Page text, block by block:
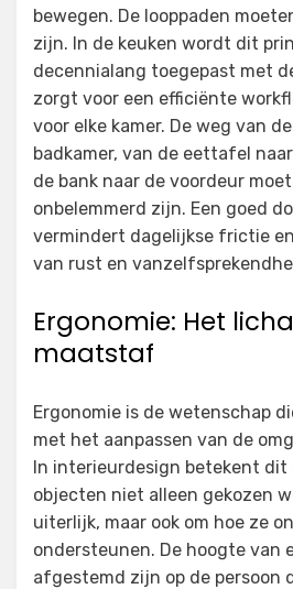
bewegen. De looppaden
zijn. In de keuken wordt dit
decennialang toegepast met
zorgt voor een efficiënte
voor elke kamer. De weg van
badkamer, van de eettafel
de bank naar de voordeur
onbelemmerd zijn. Een goed
vermindert dagelijkse frictie
van rust en
Ergonomie: Het
maatstaf
Ergonomie is de wetenschap
met het aanpassen van de
In interieurdesign betekent dit
objecten niet alleen gekozen
uiterlijk, maar ook om hoe ze
ondersteunen. De hoogte van
afgestemd zijn op de persoon